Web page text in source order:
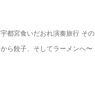
宇都宮食いだおれ演奏旅行 そ
から餃子、そしてラーメンへ〜